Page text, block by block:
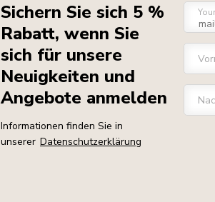
Sichern Sie sich 5 %
Rabatt, wenn Sie
sich für unsere
Neuigkeiten und
Angebote anmelden
Informationen finden Sie in
unserer Datenschutzerklärung